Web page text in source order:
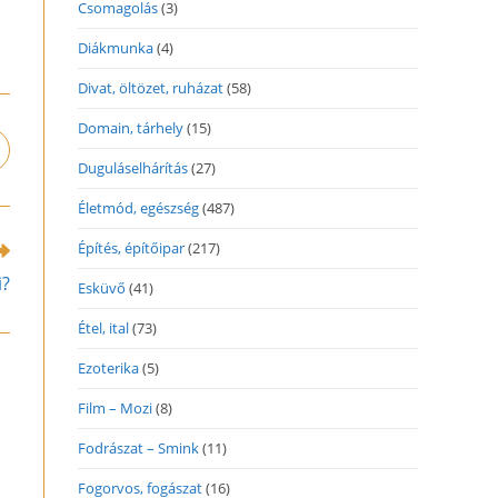
Csomagolás(3)
Diákmunka(4)
Divat, öltözet, ruházat(58)
Domain, tárhely(15)
Duguláselhárítás(27)
Életmód, egészség(487)
Építés, építőipar(217)
Esküvő (41)
Étel, ital(73)
Ezoterika(5)
Film – Mozi(8)
Fodrászat – Smink(11)
Fogorvos, fogászat(16)